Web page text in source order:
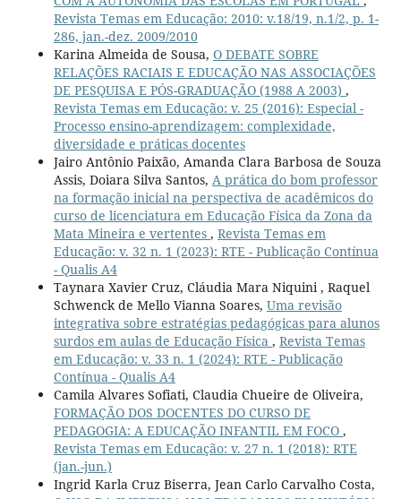
Revista Temas em Educação: 2010: v.18/19, n.1/2, p. 1-
286, jan.-dez. 2009/2010
Karina Almeida de Sousa, O DEBATE SOBRE
RELAÇÕES RACIAIS E EDUCAÇÃO NAS ASSOCIAÇÕES
DE PESQUISA E PÓS-GRADUAÇÃO (1988 A 2003) ,
Revista Temas em Educação: v. 25 (2016): Especial -
Processo ensino-aprendizagem: complexidade,
diversidade e práticas docentes
Jairo Antônio Paixão, Amanda Clara Barbosa de Souza
Assis, Doiara Silva Santos, A prática do bom professor
na formação inicial na perspectiva de acadêmicos do
curso de licenciatura em Educação Física da Zona da
Mata Mineira e vertentes , Revista Temas em
Educação: v. 32 n. 1 (2023): RTE - Publicação Contínua
- Qualis A4
Taynara Xavier Cruz, Cláudia Mara Niquini , Raquel
Schwenck de Mello Vianna Soares, Uma revisão
integrativa sobre estratégias pedagógicas para alunos
surdos em aulas de Educação Física , Revista Temas
em Educação: v. 33 n. 1 (2024): RTE - Publicação
Contínua - Qualis A4
Camila Alvares Sofiati, Claudia Chueire de Oliveira,
FORMAÇÃO DOS DOCENTES DO CURSO DE
PEDAGOGIA: A EDUCAÇÃO INFANTIL EM FOCO ,
Revista Temas em Educação: v. 27 n. 1 (2018): RTE
(jan.-jun.)
Ingrid Karla Cruz Biserra, Jean Carlo Carvalho Costa,